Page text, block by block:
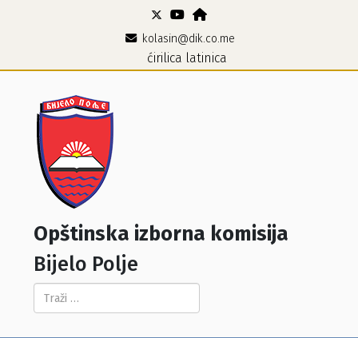
kolasin@dik.co.me
ćirilica latinica
Opštinska izborna komisija
Bijelo Polje
Pretraga...